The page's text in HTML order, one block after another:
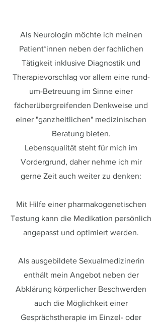
Als Neurologin möchte ich meinen
Patient*innen neben der fachlichen
Tätigkeit inklusive Diagnostik und
Therapievorschlag vor allem eine rund-
um-Betreuung im Sinne einer
fächerübergreifenden Denkweise und
einer "ganzheitlichen" medizinischen
Beratung bieten.
Lebensqualität steht für mich im
Vordergrund, daher nehme ich mir
gerne Zeit auch weiter zu denken:
Mit Hilfe einer pharmakogenetischen
Testung kann die Medikation persönlich
angepasst und optimiert werden.
Als ausgebildete Sexualmedizinerin
enthält mein Angebot neben der
Abklärung körperlicher Beschwerden
auch die Möglichkeit einer
Gesprächstherapie im Einzel- oder